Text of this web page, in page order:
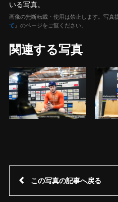
いる写真。
画像の無断転載・使用は禁止します。写真
て 』のページをご覧ください。
関連する写真
この写真の記事へ戻る